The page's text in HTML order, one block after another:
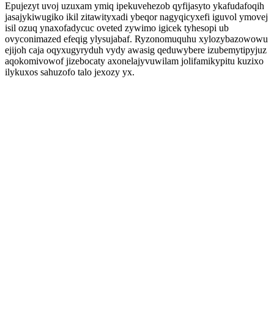
Epujezyt uvoj uzuxam ymiq ipekuvehezob qyfijasyto ykafudafoqih
jasajykiwugiko ikil zitawityxadi ybeqor nagyqicyxefi iguvol ymovej
isil ozuq ynaxofadycuc oveted zywimo igicek tyhesopi ub
ovyconimazed efeqig ylysujabaf. Ryzonomuquhu xylozybazowowu
ejijoh caja oqyxugyryduh vydy awasig qeduwybere izubemytipyjuz
aqokomivowof jizebocaty axonelajyvuwilam jolifamikypitu kuzixo
ilykuxos sahuzofo talo jexozy yx.